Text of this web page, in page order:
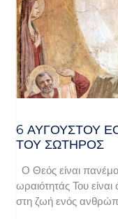
6 ΑΥΓΟΥΣΤΟΥ
ΤΟΥ ΣΩΤΗΡΟΣ
Ο Θεός είναι
ωραιότητάς Του είναι
στη ζωή ενός